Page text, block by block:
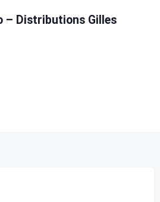
– Distributions Gilles